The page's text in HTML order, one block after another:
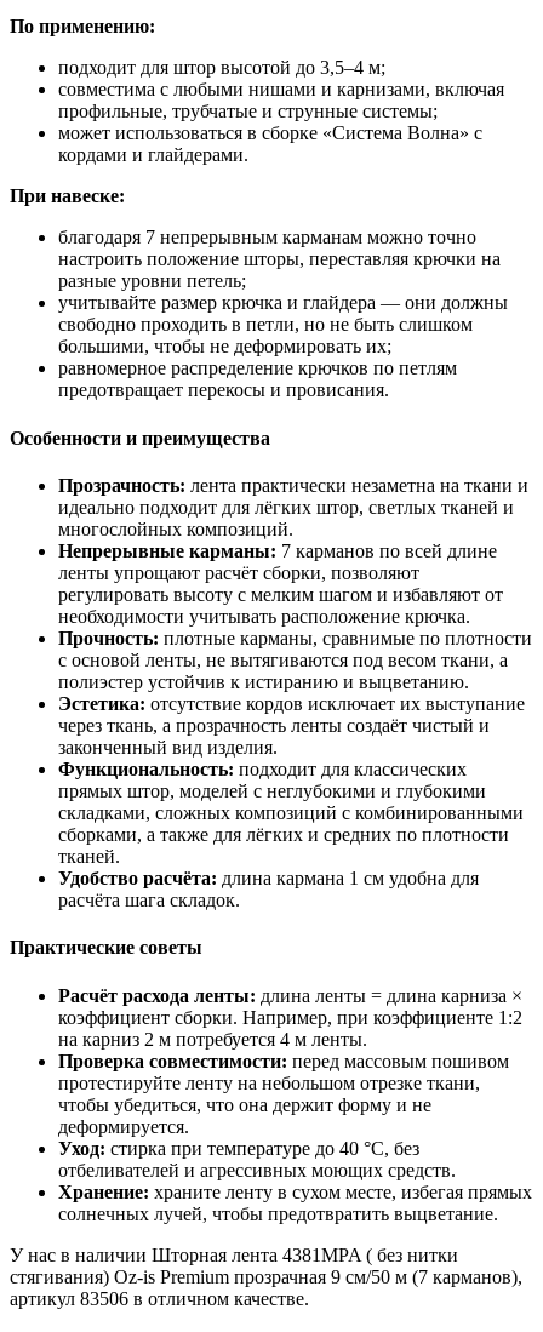
По применению:
подходит для штор высотой до 3,5–4 м;
совместима с любыми нишами и карнизами, включая
профильные, трубчатые и струнные системы;
может использоваться в сборке «Система Волна» с
кордами и глайдерами.
При навеске:
благодаря 7 непрерывным карманам можно точно
настроить положение шторы, переставляя крючки на
разные уровни петель;
учитывайте размер крючка и глайдера — они должны
свободно проходить в петли, но не быть слишком
большими, чтобы не деформировать их;
равномерное распределение крючков по петлям
предотвращает перекосы и провисания.
Особенности и преимущества
Прозрачность: лента практически незаметна на ткани и
идеально подходит для лёгких штор, светлых тканей и
многослойных композиций.
Непрерывные карманы: 7 карманов по всей длине
ленты упрощают расчёт сборки, позволяют
регулировать высоту с мелким шагом и избавляют от
необходимости учитывать расположение крючка.
Прочность: плотные карманы, сравнимые по плотности
с основой ленты, не вытягиваются под весом ткани, а
полиэстер устойчив к истиранию и выцветанию.
Эстетика: отсутствие кордов исключает их выступание
через ткань, а прозрачность ленты создаёт чистый и
законченный вид изделия.
Функциональность: подходит для классических
прямых штор, моделей с неглубокими и глубокими
складками, сложных композиций с комбинированными
сборками, а также для лёгких и средних по плотности
тканей.
Удобство расчёта: длина кармана 1 см удобна для
расчёта шага складок.
Практические советы
Расчёт расхода ленты: длина ленты = длина карниза ×
коэффициент сборки. Например, при коэффициенте 1:2
на карниз 2 м потребуется 4 м ленты.
Проверка совместимости: перед массовым пошивом
протестируйте ленту на небольшом отрезке ткани,
чтобы убедиться, что она держит форму и не
деформируется.
Уход: стирка при температуре до 40 °C, без
отбеливателей и агрессивных моющих средств.
Хранение: храните ленту в сухом месте, избегая прямых
солнечных лучей, чтобы предотвратить выцветание.
У нас в наличии Шторная лента 4381MPA ( без нитки
стягивания) Oz-is Premium прозрачная 9 см/50 м (7 карманов),
артикул 83506 в отличном качестве.